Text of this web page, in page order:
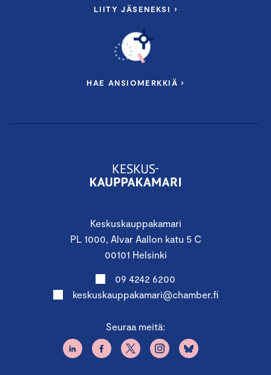
Keskuskauppakamari
PL 1000, Alvar Aallon katu 5 C
00101 Helsinki
09 4242 6200
keskuskauppakamari@chamber.fi
Seuraa meitä:
LIITY JÄSENEKSI ›
HAE ANSIOMERKKIÄ ›